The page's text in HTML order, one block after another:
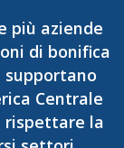
più aziende
di bonifica
Centrale
rispettare la